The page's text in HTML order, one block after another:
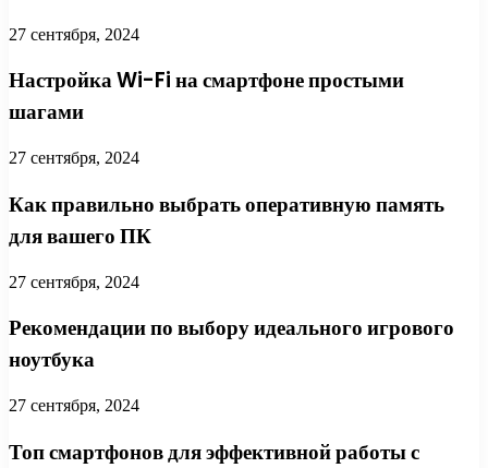
27 сентября, 2024
Настройка Wi-Fi на смартфоне простыми
шагами
27 сентября, 2024
Как правильно выбрать оперативную память
для вашего ПК
27 сентября, 2024
Рекомендации по выбору идеального игрового
ноутбука
27 сентября, 2024
Топ смартфонов для эффективной работы с